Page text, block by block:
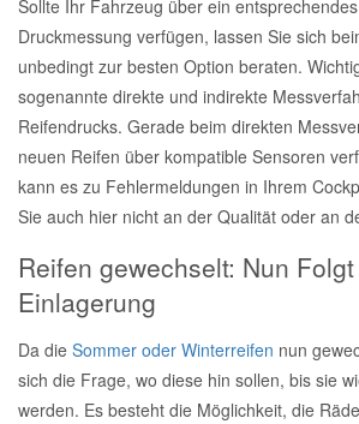
Sollte Ihr Fahrzeug über ein
Druckmessung verfügen, lassen Sie sich
unbedingt zur besten Option beraten.
sogenannte direkte und indirekte
Reifendrucks. Gerade beim direkten
neuen Reifen über kompatible Sensoren
kann es zu Fehlermeldungen in Ihrem
Sie auch hier nicht an der Qualität oder an
Reifen gewechselt: Nun
Einlagerung
Da die Sommer oder Winterreifen nun
sich die Frage, wo diese hin sollen, bis sie
werden. Es besteht die Möglichkeit, die